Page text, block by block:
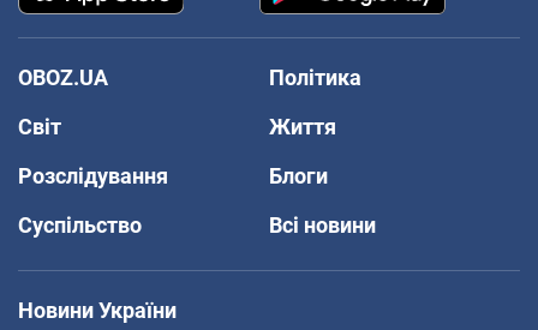
OBOZ.UA
Політика
Світ
Життя
Розслідування
Блоги
Суспільство
Всі новини
Новини України